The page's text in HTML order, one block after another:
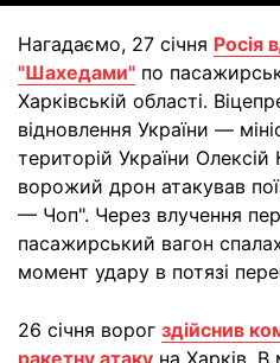
Нагадаємо, 27 січня Росія
"Шахедами" по
Харківській області.
відновлення України —
територій України
ворожий дрон атакував
— Чоп". Через влучення
пасажирський вагон
момент удару в потязі
26 січня ворог здійснив
ракетну атаку на Харків. В